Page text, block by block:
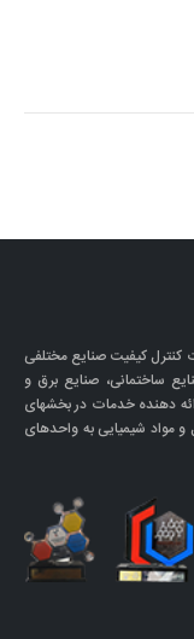
کنترل کیفیت صنایع مختلفی
ساختمانی، صنایع برق و
دهنده خدمات در بخشهای
مواد شیمیایی به واحدهای